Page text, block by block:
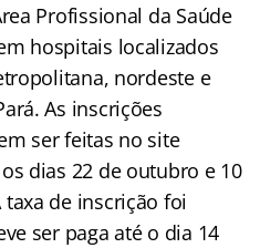
Profissional da Saúde
hospitais localizados
nordeste e
As inscrições
ser feitas no site
dias 22 de outubro e 10
de inscrição foi
ser paga até o dia 14